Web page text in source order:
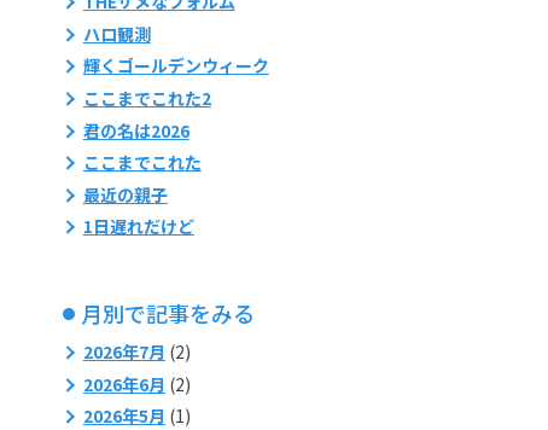
ハロ観測
輝くゴールデンウィーク
ここまでこれた2
君の名は2026
ここまでこれた
最近の親子
1日遅れだけど
月別で記事をみる
2026年7月 (2)
2026年6月 (2)
2026年5月 (1)